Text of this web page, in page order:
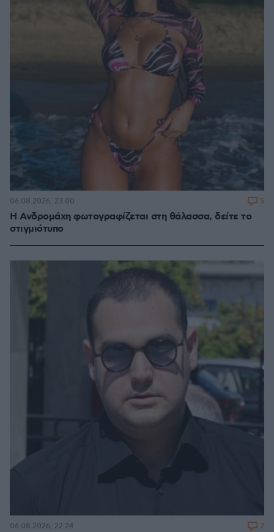
Η Ανδρομάχη φωτογραφίζεται στη θάλασσα, δείτε το
στιγμιότυπο
06.08.2026, 23:00 5
06.08.2026, 22:24 2